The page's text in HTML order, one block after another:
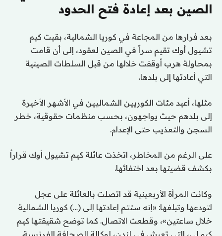
الصين بعد إعادة فتح الحدود
بعد فرارها من المجاعة في كوريا الشمالية، بقيت كيم
تشيول أوك تقيم سراً في الصين لعقود، إلى أن قامت
بمحاولة هرب أوقفت خلالها من قبل السلطات الصينية
التي أعادتها إلى بلدها.
مثلها، أعيد مئات الكوريين الشماليين في الأشهر الأخيرة
إلى بلدهم حيث يواجهون، بحسب منظمات حقوقية، خطر
السجن والتعذيب حتى الإعدام.
على الرغم من المخاطر، اتخذت عائلة كيم تشيول أوك قراراً
بكشف قضيتها بعد اختفائها.
وكانت المرأة الأربعينية قد اتصلت بالعائلة على عجل
لتودعها وتبلغها: «إنه ستتم إعادتها إلى (…) كوريا الشمالية
خلال ساعتين»، وقطعت الاتصال. كما توضح شقيقتها كيم
كيو لي، التي تعيش في لندن، لوكالة الصحافة الفرنسية.